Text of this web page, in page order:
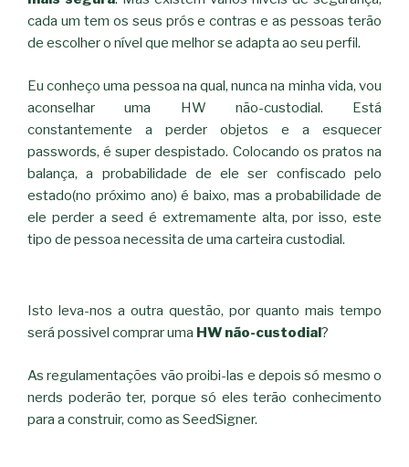
cada um tem os seus prós e contras e as pessoas terão
de escolher o nível que melhor se adapta ao seu perfil.
Eu conheço uma pessoa na qual, nunca na minha vida, vou
aconselhar uma HW não-custodial. Está
constantemente a perder objetos e a esquecer
passwords, é super despistado. Colocando os pratos na
balança, a probabilidade de ele ser confiscado pelo
estado(no próximo ano) é baixo, mas a probabilidade de
ele perder a seed é extremamente alta, por isso, este
tipo de pessoa necessita de uma carteira custodial.
Isto leva-nos a outra questão, por quanto mais tempo
será possivel comprar uma HW não-custodial ?
As regulamentações vão proibi-las e depois só mesmo o
nerds poderão ter, porque só eles terão conhecimento
para a construir, como as SeedSigner.